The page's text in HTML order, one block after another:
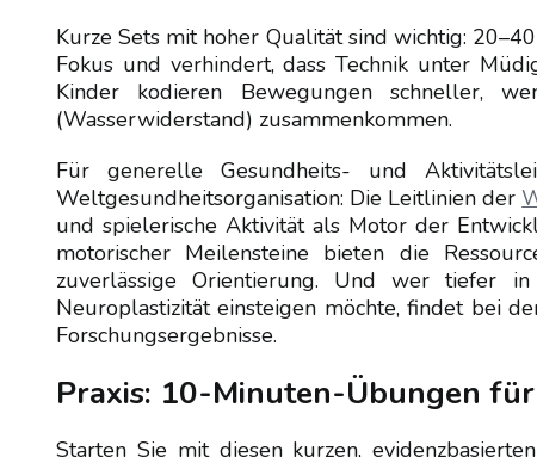
Kurze Sets mit hoher Qualität sind wichtig:
Fokus und verhindert, dass Technik unter
Kinder kodieren Bewegungen schneller,
(Wasserwiderstand) zusammenkommen.
Für generelle Gesundheits- und
Weltgesundheitsorganisation: Die Leitlinien der
und spielerische Aktivität als Motor der
motorischer Meilensteine bieten die
zuverlässige Orientierung. Und wer tiefer
Neuroplastizität einsteigen möchte, findet bei
Forschungsergebnisse.
Praxis: 10-Minuten-Übungen
Starten Sie mit diesen kurzen,